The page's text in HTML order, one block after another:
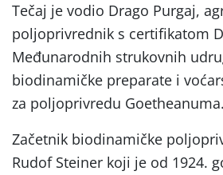
Tečaj je vodio Drago Purgaj,
poljoprivrednik s certifikatom
Međunarodnih strukovnih
biodinamičke preparate i
za poljoprivredu Goetheanuma.
Začetnik biodinamičke
Rudof Steiner koji je od 1924.